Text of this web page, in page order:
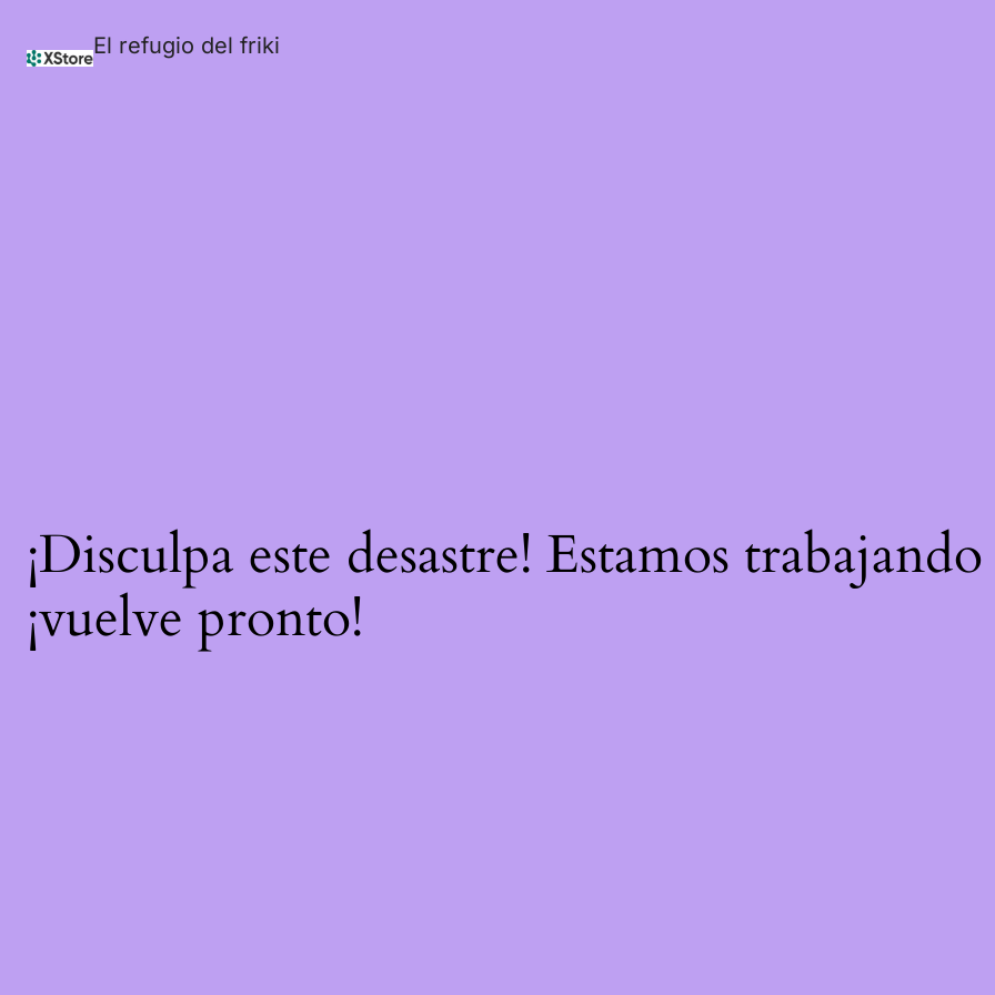
El refugio del friki
¡Disculpa este desastre! Estamos
¡vuelve pronto!